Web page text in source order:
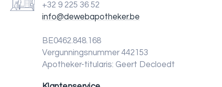
+32 9 225 36 52
info@dewebapotheker.be
BE0462.848.168
Vergunningsnummer 442153
Apotheker-titularis: Geert Decloedt